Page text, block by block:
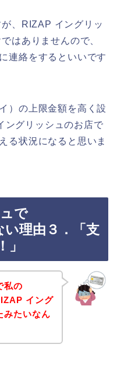
、RIZAP イングリッ
はありませんので、
連絡をするといいです
）の上限金額を高く設
ングリッシュのお店で
る状況になると思いま
で
理由３．「支
私の
イング
みたいなん